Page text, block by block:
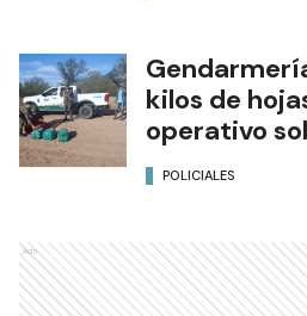
kilos de
operativo
POLICIALES
Ads